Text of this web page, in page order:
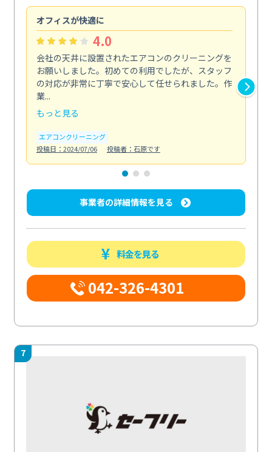
オフィスが快適に
4.0
会社の天井に設置されたエアコンのクリーニングを
お願いしました。初めての利用でしたが、スタッフ
の対応が非常に丁寧で安心して任せられました。作
業...
もっと見る
エアコンクリーニング
投稿日：2024/07/06
投稿者：石原です
事業者の詳細情報を見る
料金を見る
042-326-4301
7